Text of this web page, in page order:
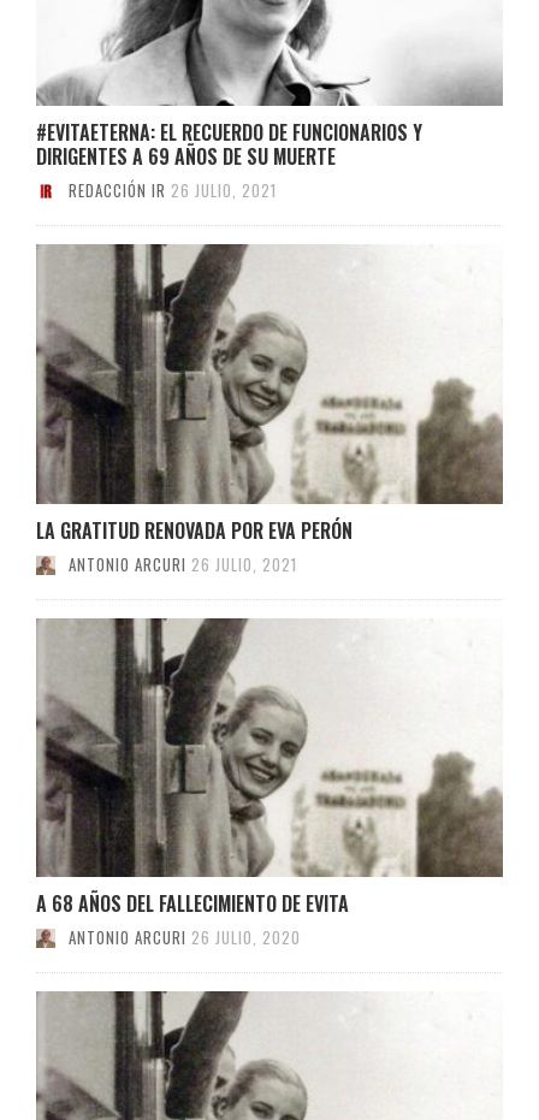
#EVITAETERNA: EL RECUERDO DE FUNCIONARIOS Y
DIRIGENTES A 69 AÑOS DE SU MUERTE
REDACCIÓN IR 26 JULIO, 2021
LA GRATITUD RENOVADA POR EVA PERÓN
ANTONIO ARCURI 26 JULIO, 2021
A 68 AÑOS DEL FALLECIMIENTO DE EVITA
ANTONIO ARCURI 26 JULIO, 2020